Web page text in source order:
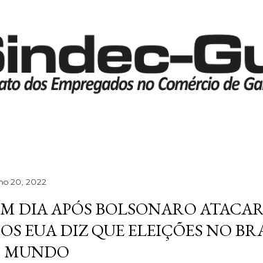
20, 2022
DIA APÓS BOLSONARO
EUA DIZ QUE ELEIÇÕES NO
MUNDO